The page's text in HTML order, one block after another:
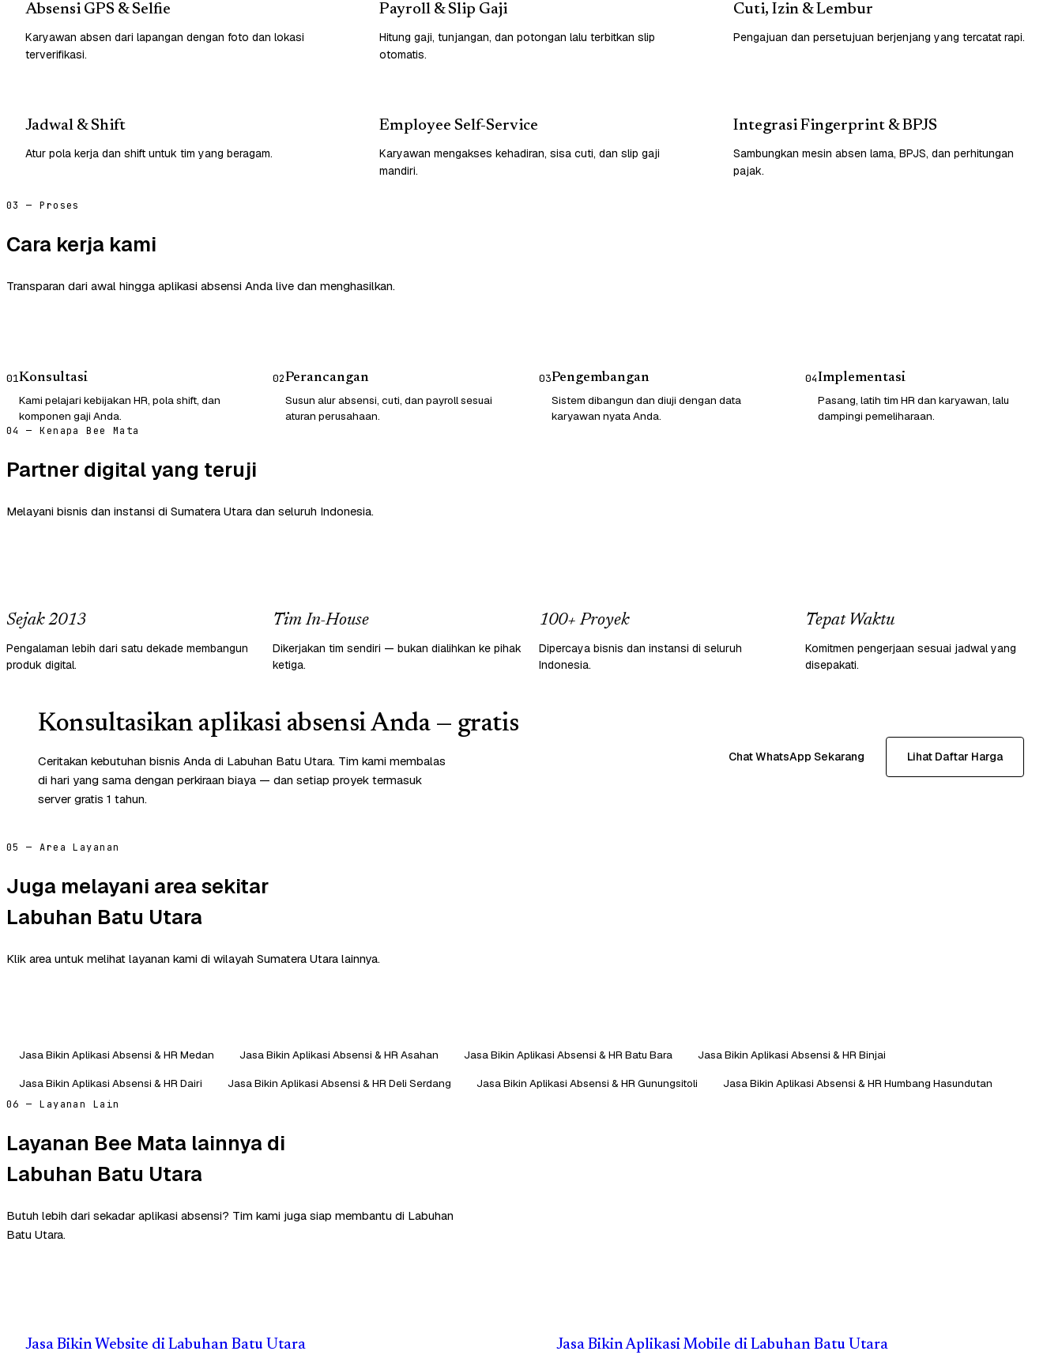
Absensi GPS & Selfie
Karyawan absen dari lapangan dengan foto dan lokasi
terverifikasi.
Payroll & Slip Gaji
Hitung gaji, tunjangan, dan potongan lalu terbitkan slip
otomatis.
Cuti, Izin & Lembur
Pengajuan dan persetujuan berjenjang yang tercatat rapi.
Jadwal & Shift
Atur pola kerja dan shift untuk tim yang beragam.
Employee Self-Service
Karyawan mengakses kehadiran, sisa cuti, dan slip gaji
mandiri.
Integrasi Fingerprint & BPJS
Sambungkan mesin absen lama, BPJS, dan perhitungan
pajak.
03 — Proses
Cara kerja kami
Transparan dari awal hingga aplikasi absensi Anda live dan menghasilkan.
01Konsultasi
Kami pelajari kebijakan HR, pola shift, dan
komponen gaji Anda.
02Perancangan
Susun alur absensi, cuti, dan payroll sesuai
aturan perusahaan.
03Pengembangan
Sistem dibangun dan diuji dengan data
karyawan nyata Anda.
04Implementasi
Pasang, latih tim HR dan karyawan, lalu
dampingi pemeliharaan.
04 — Kenapa Bee Mata
Partner digital yang teruji
Melayani bisnis dan instansi di Sumatera Utara dan seluruh Indonesia.
Sejak 2013
Pengalaman lebih dari satu dekade membangun
produk digital.
Tim In-House
Dikerjakan tim sendiri — bukan dialihkan ke pihak
ketiga.
100+ Proyek
Dipercaya bisnis dan instansi di seluruh
Indonesia.
Tepat Waktu
Komitmen pengerjaan sesuai jadwal yang
disepakati.
Konsultasikan aplikasi absensi Anda — gratis
Ceritakan kebutuhan bisnis Anda di Labuhan Batu Utara. Tim kami membalas
di hari yang sama dengan perkiraan biaya — dan setiap proyek termasuk
server gratis 1 tahun.
Chat WhatsApp Sekarang Lihat Daftar Harga
05 — Area Layanan
Juga melayani area sekitar
Labuhan Batu Utara
Klik area untuk melihat layanan kami di wilayah Sumatera Utara lainnya.
Jasa Bikin Aplikasi Absensi & HR Medan Jasa Bikin Aplikasi Absensi & HR Asahan Jasa Bikin Aplikasi Absensi & HR Batu Bara
Jasa Bikin Aplikasi Absensi & HR Binjai
Jasa Bikin Aplikasi Absensi & HR Dairi
Jasa Bikin Aplikasi Absensi & HR Deli Serdang Jasa Bikin Aplikasi Absensi & HR Gunungsitoli Jasa Bikin Aplikasi Absensi & HR Humbang Hasundutan
06 — Layanan Lain
Layanan Bee Mata lainnya di
Labuhan Batu Utara
Butuh lebih dari sekadar aplikasi absensi? Tim kami juga siap membantu di Labuhan
Batu Utara.
Jasa Bikin Website di Labuhan Batu Utara Jasa Bikin Aplikasi Mobile di Labuhan Batu Utara